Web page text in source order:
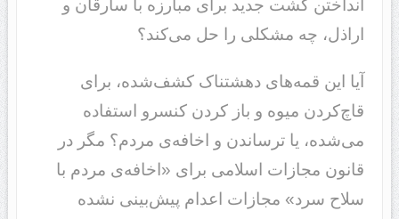
انداختن گشت جدید برای مبارزه با سارقان و
اراذل، چه مشکلی را حل می‌کند؟
آیا این قمه‌های دهشتناک کشف‌شده، برای
قاچ‌کردن میوه و باز کردن کنسرو استفاده
می‌شده، یا ترساندن و اخافه‌ی مردم؟ مگر در
قانون مجازات اسلامی برای «اخافه‌ی مردم با
سلاح سرد» مجازات اعدام پیش‌بینی نشده